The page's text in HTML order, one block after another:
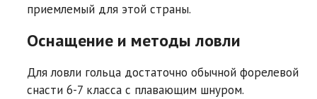
приемлемый для этой страны.
Оснащение и методы ловли
Для ловли гольца достаточно обычной форелевой
снасти 6-7 класса с плавающим шнуром.